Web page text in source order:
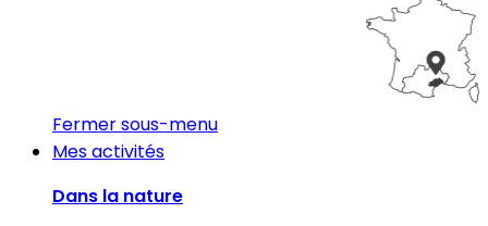
Fermer sous-menu
Mes activités
Dans la nature